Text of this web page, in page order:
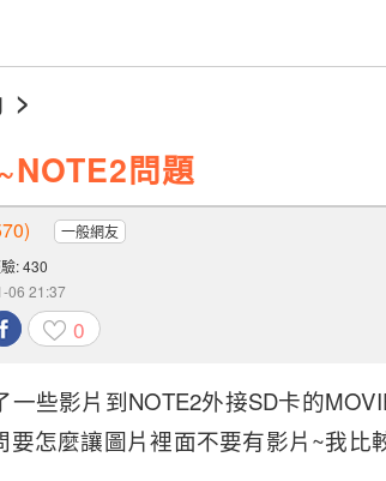
>
問題
一般網友
: 430
06 21:37
0
些影片到NOTE2外接SD卡的
怎麼讓圖片裡面不要有影片~我比